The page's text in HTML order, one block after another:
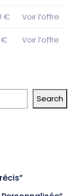
€ Voir l’offre
€ Voir l’offre
Search